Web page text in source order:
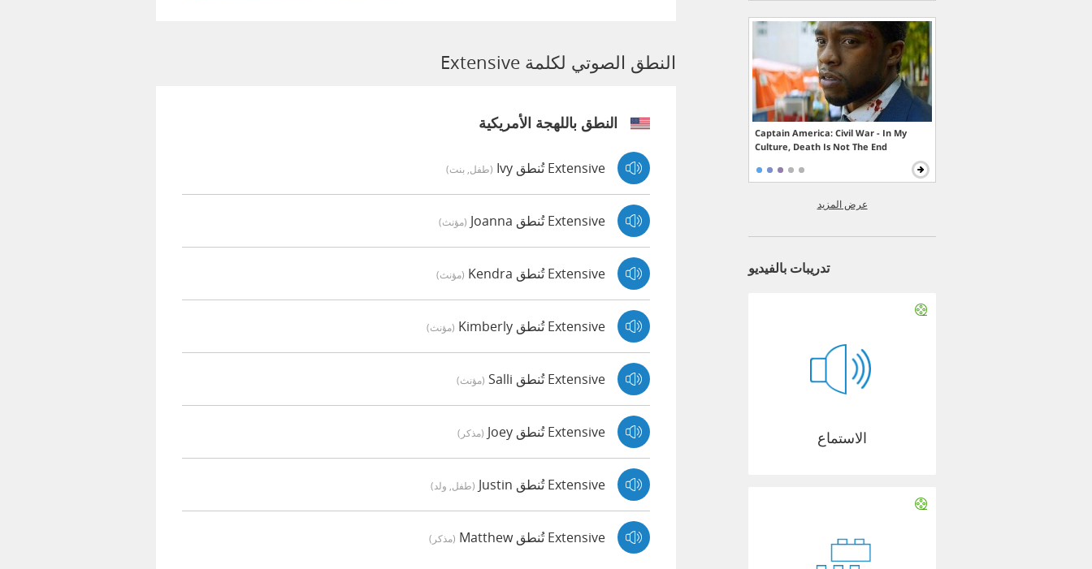
النطق الصوتي لكلمة Extensive
النطق باللهجة الأمريكية
Extensive تُنطق Ivy (طفل, بنت)
Extensive تُنطق Joanna (مؤنث)
Extensive تُنطق Kendra (مؤنث)
Extensive تُنطق Kimberly (مؤنث)
Extensive تُنطق Salli (مؤنث)
Extensive تُنطق Joey (مذكر)
Extensive تُنطق Justin (طفل, ولد)
Extensive تُنطق Matthew (مذكر)
Captain America: Civil War - In My
Culture, Death Is Not The End
عرض المزيد
تدريبات بالفيديو
الاستماع